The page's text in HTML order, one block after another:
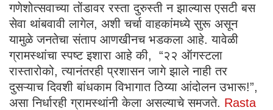
गणेशोत्सवाच्या तोंडावर रस्ता दुरुस्ती न झाल्यास एसटी बस
सेवा थांबवावी लागेल, अशी चर्चा वाहकांमध्ये सुरू असून
यामुळे जनतेचा संताप आणखीनच भडकला आहे. यावेळी
ग्रामस्थांचा स्पष्ट इशारा आहे की, “२२ ऑगस्टला
रास्तारोको, त्यानंतरही प्रशासन जागे झाले नाही तर
दुसऱ्याच दिवशी बांधकाम विभागात ठिय्या आंदोलन उभारू!”,
असा निर्धारही ग्रामस्थांनी केला असल्याचे समजते. Rasta